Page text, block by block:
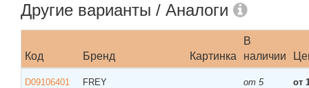
Другие варианты / Аналоги
Код Бренд Картинка
В
наличии
D09106401 FREY
от 5
от